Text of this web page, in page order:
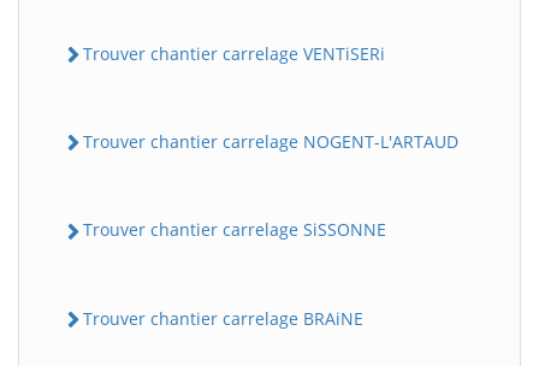
Trouver chantier carrelage VENTiSERi
Trouver chantier carrelage NOGENT-L'ARTAUD
Trouver chantier carrelage SiSSONNE
Trouver chantier carrelage BRAiNE